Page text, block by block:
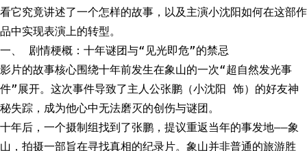
看它究竟讲述了一个怎样的故事，以及主演小沈阳如何在这部作
品中实现表演上的转型。
一、 剧情梗概：十年谜团与“见光即危”的禁忌
影片的故事核心围绕十年前发生在象山的一次“超自然发光事
件”展开。这次事件导致了主人公张鹏（小沈阳 饰）的好友神
秘失踪，成为他心中无法磨灭的创伤与谜团。
十年后，一个摄制组找到了张鹏，提议重返当年的事发地——象
山，拍摄一部旨在寻找真相的纪录片。象山并非普通的旅游胜